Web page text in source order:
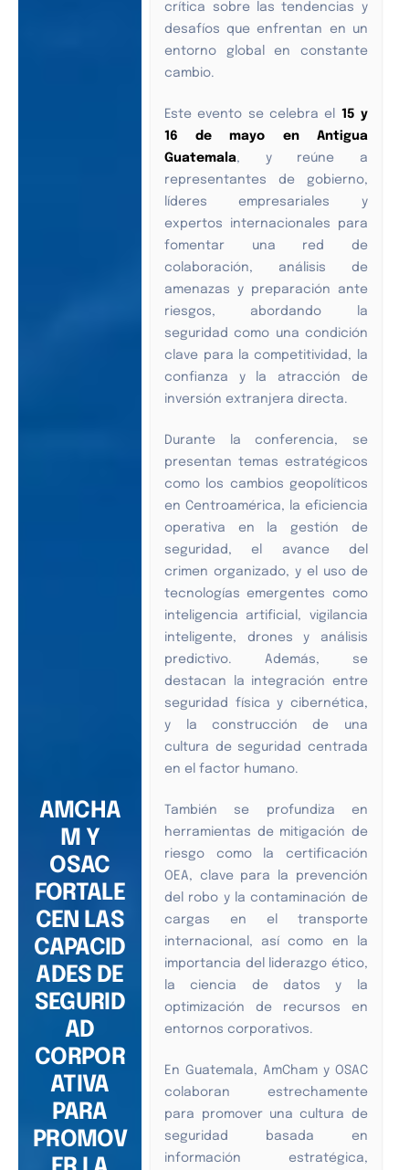
AMCHA
M Y
OSAC
FORTALE
CEN LAS
CAPACID
ADES DE
SEGURID
AD
CORPOR
ATIVA
PARA
PROMOV
crítica sobre las tendencias y
desafíos que enfrentan en un
entorno global en constante
cambio.
Este evento se celebra el 15 y
16 de mayo en Antigua
Guatemala, y reúne a
representantes de gobierno,
líderes empresariales y
expertos internacionales para
fomentar una red de
colaboración, análisis de
amenazas y preparación ante
riesgos, abordando la
seguridad como una condición
clave para la competitividad, la
confianza y la atracción de
inversión extranjera directa.
Durante la conferencia, se
presentan temas estratégicos
como los cambios geopolíticos
en Centroamérica, la eficiencia
operativa en la gestión de
seguridad, el avance del
crimen organizado, y el uso de
tecnologías emergentes como
inteligencia artificial, vigilancia
inteligente, drones y análisis
predictivo. Además, se
destacan la integración entre
seguridad física y cibernética,
y la construcción de una
cultura de seguridad centrada
en el factor humano.
También se profundiza en
herramientas de mitigación de
riesgo como la certificación
OEA, clave para la prevención
del robo y la contaminación de
cargas en el transporte
internacional, así como en la
importancia del liderazgo ético,
la ciencia de datos y la
optimización de recursos en
entornos corporativos.
En Guatemala, AmCham y OSAC
colaboran estrechamente
para promover una cultura de
seguridad basada en
información estratégica,